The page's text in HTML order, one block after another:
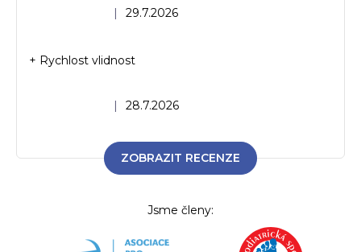
Hodnocení obchodu je 5 z 5 hvězdiček.
| 29.7.2026
Hodnocení obchodu je 5 z 5 hvězdiček.
| 28.7.2026
+ Rychlost vlidnost
ZOBRAZIT RECENZE
Jsme členy: